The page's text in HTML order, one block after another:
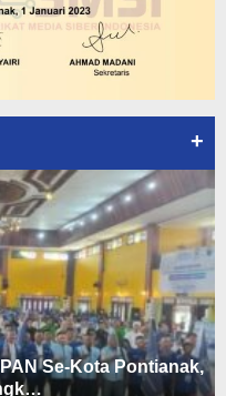
+
Se-Kota Pontianak,